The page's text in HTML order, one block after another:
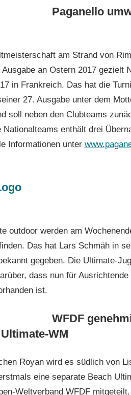
Paganello
am Strand von
an Ostern 2017 gezielt
in Frankreich. Das hat die
27. Ausgabe unter dem
soll neben den Clubteams
enthält drei
Informationen unter
outdoor werden am
Das hat Lars Schmäh in
gegeben. Die Ultimate-
dass nun für Ausrichtende
ist.
WFDF
WM
Royan wird es südlich von
eine separate Beach
Weltverband WFDF